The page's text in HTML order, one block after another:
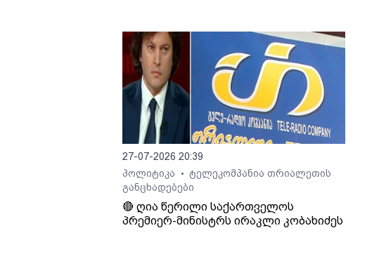
27-07-2026 20:39
პოლიტიკა
•
ტელეკომპანია თრიალეთის
განცხადებები
🔴 ღია წერილი საქართველოს
პრემიერ-მინისტრს ირაკლი კობახიძეს